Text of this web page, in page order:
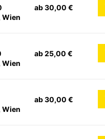
Wien
ab 30,00 €
Wien
ab 25,00 €
Wien
ab 30,00 €